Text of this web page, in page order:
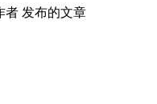
者 发布的文章